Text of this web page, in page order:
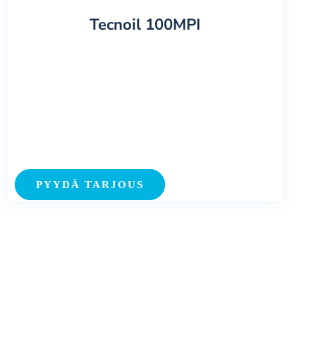
Tecnoil 100MPI
PYYDÄ TARJOUS